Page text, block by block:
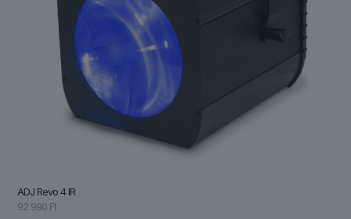
ADJ Revo 4 IR
92 990 Ft